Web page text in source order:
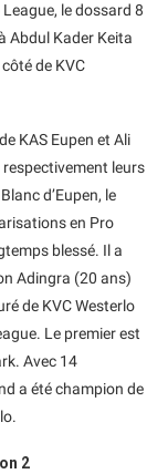
le dossard 8
Abdul Kader Keita
de KVC
KAS Eupen et Ali
leurs
d’Eupen, le
en Pro
blessé. Il a
Adingra (20 ans)
de KVC Westerlo
Le premier est
Avec 14
a été champion de
2